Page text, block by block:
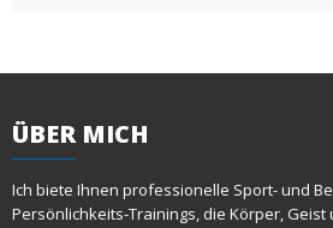
ÜBERMICH
Ich biete Ihnen professionelle Sport- und
Persönlichkeits-Trainings, die Körper,